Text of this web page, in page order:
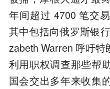
年间超过 4700 笔交
其中包括向俄罗斯银
zabeth Warren 呼吁
利用职权调查那些帮
国会交出多年来收集